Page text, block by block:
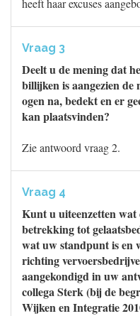
heeft haar excuses
Vraag 3
Deelt u de mening dat
billijken is aangezien de
ogen na, bedekt en er
kan plaatsvinden?
Zie antwoord vraag 2.
Vraag 4
Kunt u uiteenzetten wat
betrekking tot
wat uw standpunt is en
richting
aangekondigd in uw
collega Sterk (bij de
Wijken en Integratie